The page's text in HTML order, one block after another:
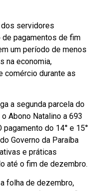
dos servidores
pagamentos de fim
um período de menos
na economia,
comércio durante as
a segunda parcela do
Abono Natalino a 693
do 14° e 15°
Governo da Paraíba
e práticas
até o fim de dezembro.
folha de dezembro,